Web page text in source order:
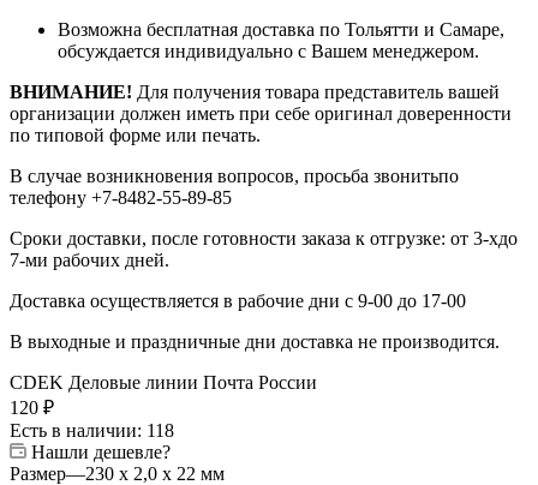
Возможна бесплатная доставка по Тольятти и Самаре,
обсуждается индивидуально с Вашем менеджером.
ВНИМАНИЕ! Для получения товара представитель вашей
организации должен иметь при себе оригинал доверенности
по типовой форме или печать.
В случае возникновения вопросов, просьба звонитьпо
телефону +7-8482-55-89-85
Сроки доставки, после готовности заказа к отгрузке: от 3-хдо
7-ми рабочих дней.
Доставка осуществляется в рабочие дни с 9-00 до 17-00
В выходные и праздничные дни доставка не производится.
CDEK Деловые линии Почта России
120 ₽
Есть в наличии: 118
Нашли дешевле?
Размер—230 х 2,0 х 22 мм